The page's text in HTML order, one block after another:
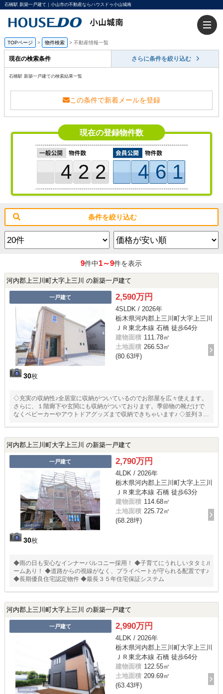
石橋駅 新築一戸建て｜小山市の不動産ならハウスドゥ小山城南
TOPページ > 物件検索 > 不動産情報一覧
現在の検索条件 さらに条件を絞り込む
石橋駅 新築一戸建ての検索結果一覧
この条件で新着メールを登録
現在の登録物件数
422 461
条件を絞り込む
9件中1～9件を表示
河内郡上三川町大字上三川 の新築一戸建て
一戸建て
30枚
2,590万円
4SLDK / 2026年
栃木県河内郡上三川町大字上三川
ＪＲ東北本線 石橋 徒歩64分
建物面積 111.78㎡
土地面積 266.53㎡
(80.63坪)
◇充実の収納性♪全居室に収納がついているのでお部屋を広々使えます。
さらに、１階廊下や玄関にも収納がついております。季節物の靴だけで
なくベビーカーやアウトドアグッズまで収納できちゃいます♪ ◇並列３台
か、１台分は来客用としても使えます
河内郡上三川町大字上三川 の新築一戸建て
一戸建て
30枚
2,790万円
4LDK / 2026年
栃木県河内郡上三川町大字上三川
ＪＲ東北本線 石橋 徒歩63分
建物面積 114.68㎡
土地面積 225.72㎡
(68.28坪)
◆雨の日も安心なインナーバルコニー採用！ ◆子育てにうれしいタタミル
ームあり！ ◆道路からの視線がなく、プライベートが守られる配置です♪
◆長期優良住宅認定物件 ◆最長３５年住宅保証システム
河内郡上三川町大字上三川 の新築一戸建て
一戸建て 2,990万円
4LDK / 2026年
栃木県河内郡上三川町大字上三川
ＪＲ東北本線 石橋 徒歩64分
建物面積 122.55㎡
土地面積 209.69㎡
(63.43坪)